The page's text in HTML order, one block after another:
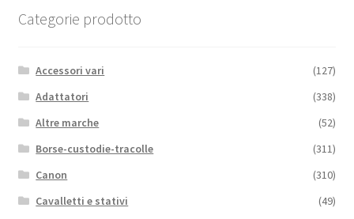
Categorie prodotto
Accessori vari
(127)
Adattatori
(338)
Altre marche
(52)
Borse-custodie-tracolle
(311)
Canon
(310)
Cavalletti e stativi
(49)